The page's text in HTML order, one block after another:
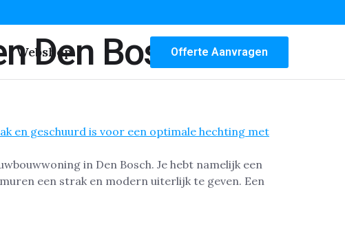
Webshop Offerte Aanvragen
Den Bosch
in Den Bosch. Je hebt namelijk een
een strak en modern uiterlijk te geven. Een